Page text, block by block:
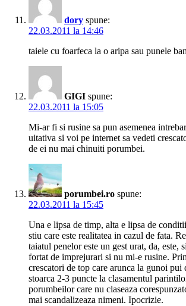
dory spune:
22.03.2011 la 14:46
taiele cu foarfeca la o aripa sau punele
GIGI spune:
22.03.2011 la 15:05
Mi-ar fi si rusine sa pun asemenea
uitativa si voi pe internet sa vedeti
de ei nu mai chinuiti porumbei.
porumbei.ro spune:
22.03.2011 la 15:45
Una e lipsa de timp, alta e lipsa de
stiu care este realitatea in cazul de fata.
taiatul penelor este un gest urat, da, este,
fortat de imprejurari si nu mi-e rusine.
crescatori de top care arunca la gunoi pui
stoarca 2-3 puncte la clasamentul
porumbeilor care nu claseaza
mai scandalizeaza nimeni. Ipocrizie.